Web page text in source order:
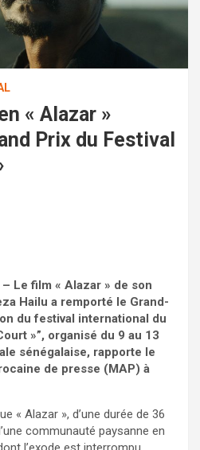
« Alazar »
Prix du Festival
Le film « Alazar » de son
Hailu a remporté le Grand-
du festival international du
»”, organisé du 9 au 13
sénégalaise, rapporte le
de presse (MAP) à
« Alazar », d’une durée de 36
communauté paysanne en